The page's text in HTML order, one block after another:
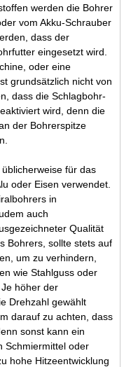
werden die Bohrer
vom Akku-Schrauber
dass der
eingesetzt wird.
oder eine
grundsätzlich nicht von
dass die Schlagbohr-
wird, denn die
der Bohrerspitze
für das
oder Eisen verwendet.
in
auch
Qualität
Bohrers, sollte stets auf
um zu verhindern,
wie Stahlguss oder
höher der
Drehzahl gewählt
darauf zu achten, dass
sonst kann ein
Schmiermittel oder
hohe Hitzeentwicklung